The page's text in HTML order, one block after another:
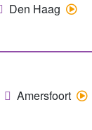
Den Haag
Amersfoort